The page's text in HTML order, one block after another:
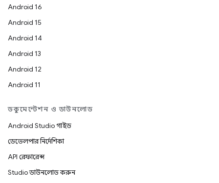
Android 16
Android 15
Android 14
Android 13
Android 12
Android 11
ডকুমেন্টেশন ও ডাউনলোড
Android Studio গাইড
ডেভেলপার নির্দেশিকা
API রেফারেন্স
Studio ডাউনলোড করুন